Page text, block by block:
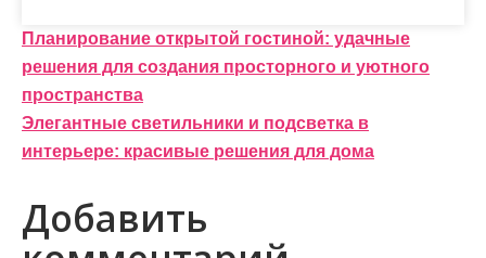
Н
а
в
и
г
а
Планирование открытой гостиной: удачные
решения для создания просторного и уютного
пространства
Элегантные светильники и подсветка в
интерьере: красивые решения для дома
Добавить